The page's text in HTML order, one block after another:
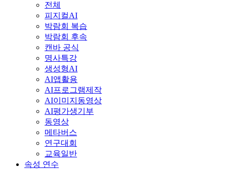
전체
피지컬AI
박람회 복습
박람회 후속
캔바 공식
명사특강
생성형AI
AI앱활용
AI프로그램제작
AI이미지동영상
AI평가생기부
동영상
메타버스
연구대회
교육일반
속성 연수